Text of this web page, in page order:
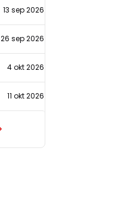
13 sep 2026
26 sep 2026
4 okt 2026
11 okt 2026